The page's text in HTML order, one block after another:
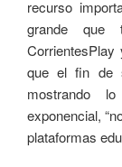
recurso
grande que
que el fin de
mostrando
exponencial,
plataformas